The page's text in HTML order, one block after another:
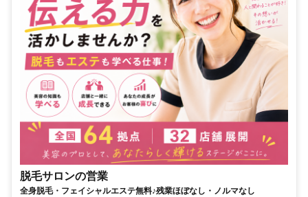
脱毛サロンの営業
全身脱毛・フェイシャルエステ無料♪残業ほぼなし・ノルマなし